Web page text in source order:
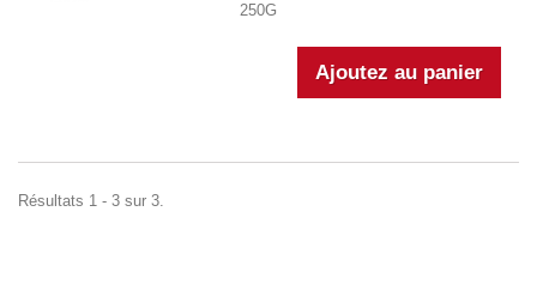
250G
Résultats 1 - 3 sur 3.